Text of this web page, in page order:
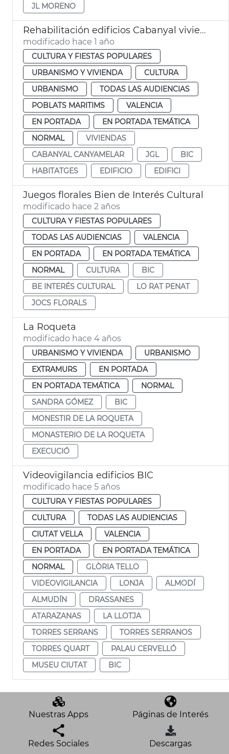
JL MORENO
Rehabilitación edificios Cabanyal viviendas
modificado hace 1 año
CULTURA Y FIESTAS POPULARES
URBANISMO Y VIVIENDA
CULTURA
URBANISMO
TODAS LAS AUDIENCIAS
POBLATS MARITIMS
VALENCIA
EN PORTADA
EN PORTADA TEMÁTICA
NORMAL
VIVIENDAS
CABANYAL CANYAMELAR
JGL
BIC
HABITATGES
EDIFICIO EDIFICI
Juegos florales Bien de Interés Cultural
modificado hace 2 años
CULTURA Y FIESTAS POPULARES
TODAS LAS AUDIENCIAS
VALENCIA
EN PORTADA
EN PORTADA TEMÁTICA
NORMAL
CULTURA
BIC
BE INTERÉS CULTURAL
LO RAT PENAT
JOCS FLORALS
La Roqueta
modificado hace 4 años
URBANISMO Y VIVIENDA
URBANISMO
EXTRAMURS
EN PORTADA
EN PORTADA TEMÁTICA
NORMAL
SANDRA GÓMEZ
BIC
MONESTIR DE LA ROQUETA
MONASTERIO DE LA ROQUETA
EXECUCIÓ
Videovigilancia edificios BIC
modificado hace 5 años
CULTURA Y FIESTAS POPULARES
CULTURA
TODAS LAS AUDIENCIAS
CIUTAT VELLA
VALENCIA
EN PORTADA
EN PORTADA TEMÁTICA
NORMAL
GLÒRIA TELLO
VIDEOVIGILANCIA
LONJA
ALMODÍ
ALMUDÍN
DRASSANES
ATARAZANAS
LA LLOTJA
TORRES SERRANS
TORRES SERRANOS
TORRES QUART
PALAU CERVELLÓ
MUSEU CIUTAT
BIC
Nuestras Apps Páginas de Interés
Redes Sociales Descargas